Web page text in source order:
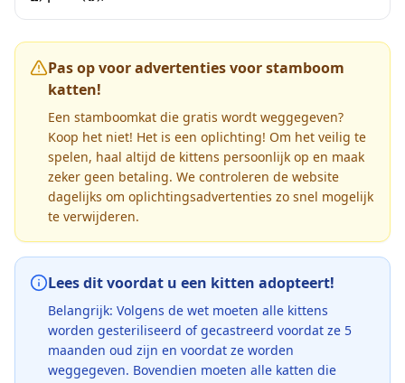
Pas op voor advertenties voor stamboom
katten!
Een stamboomkat die gratis wordt weggegeven?
Koop het niet! Het is een oplichting! Om het veilig te
spelen, haal altijd de kittens persoonlijk op en maak
zeker geen betaling. We controleren de website
dagelijks om oplichtingsadvertenties zo snel mogelijk
te verwijderen.
Lees dit voordat u een kitten adopteert!
Belangrijk: Volgens de wet moeten alle kittens
worden gesteriliseerd of gecastreerd voordat ze 5
maanden oud zijn en voordat ze worden
weggegeven. Bovendien moeten alle katten die